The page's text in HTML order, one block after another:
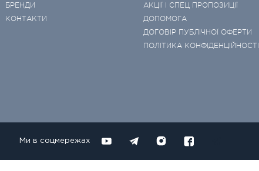
БРЕНДИ
КОНТАКТИ
АКЦІЇ І СПЕЦ ПРОПОЗИЦІЇ
ДОПОМОГА
ДОГОВІР ПУБЛІЧНОЇ ОФЕРТИ
ПОЛІТИКА КОНФІДЕНЦІЙНОСТІ
Ми в соцмережах